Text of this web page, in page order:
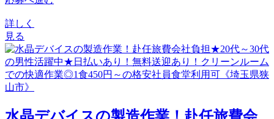
詳しく
見る
水晶デバイスの製造作業！赴任旅費会